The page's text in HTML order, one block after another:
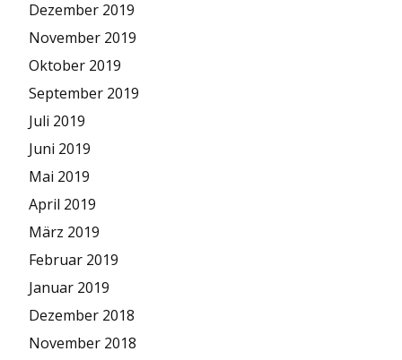
Dezember 2019
November 2019
Oktober 2019
September 2019
Juli 2019
Juni 2019
Mai 2019
April 2019
März 2019
Februar 2019
Januar 2019
Dezember 2018
November 2018